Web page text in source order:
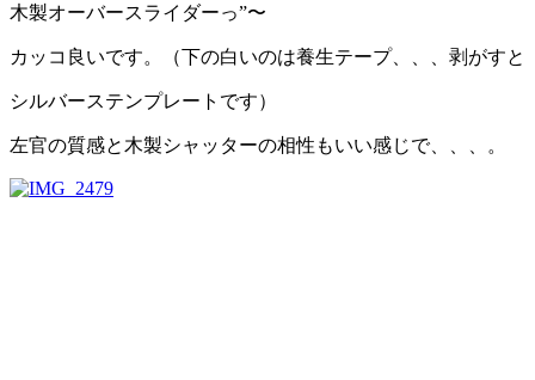
木製オーバースライダーっ”〜
カッコ良いです。（下の白いのは養生テープ、、、剥がすと
シルバーステンプレートです）
左官の質感と木製シャッターの相性もいい感じで、、、。